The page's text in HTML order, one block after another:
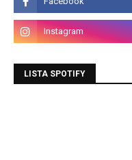
LISTA SPOTIFY